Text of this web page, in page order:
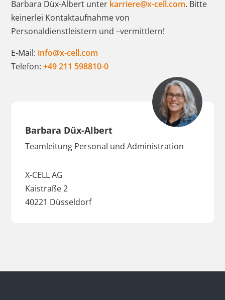
Barbara Düx-Albert unter karriere@x-cell.com. Bitte
keinerlei Kontaktaufnahme von
Personaldienstleistern und –vermittlern!
E-Mail: info@x-cell.com
Telefon:+49 211 598810-0
Barbara Düx-Albert
Teamleitung Personal und Administration
X-CELL AG
Kaistraße 2
40221 Düsseldorf